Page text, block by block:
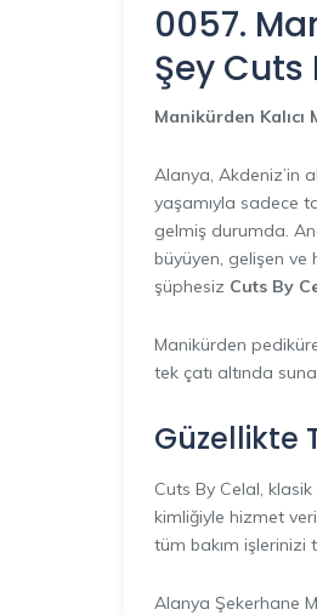
0057.
Şey Cuts
Manikürden Kalıcı
Alanya, Akdeniz’in
yaşamıyla sadece
gelmiş durumda.
büyüyen, gelişen ve
şüphesiz Cuts By
Manikürden
tek çatı altında
Güzellikte
Cuts By Celal,
kimliğiyle hizmet
tüm bakım işlerinizi
Alanya Şekerhane